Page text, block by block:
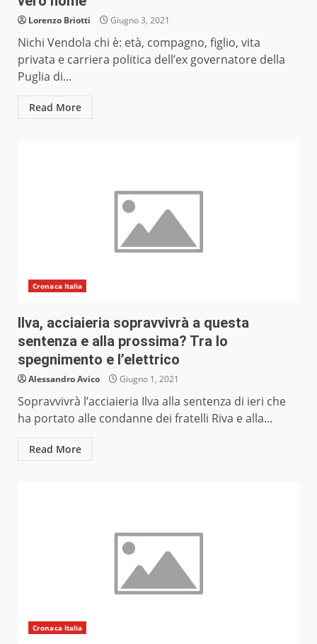
Lorenzo Briotti Giugno 3, 2021
Nichi Vendola chi è: età, compagno, figlio, vita
privata e carriera politica dell’ex governatore della
Puglia di...
Read More
Cronaca Italia
Ilva, acciaieria sopravvivrà a questa
sentenza e alla prossima? Tra lo
spegnimento e l’elettrico
Alessandro Avico Giugno 1, 2021
Sopravvivrà l’acciaieria Ilva alla sentenza di ieri che
ha portato alle condanne dei fratelli Riva e alla...
Read More
Cronaca Italia